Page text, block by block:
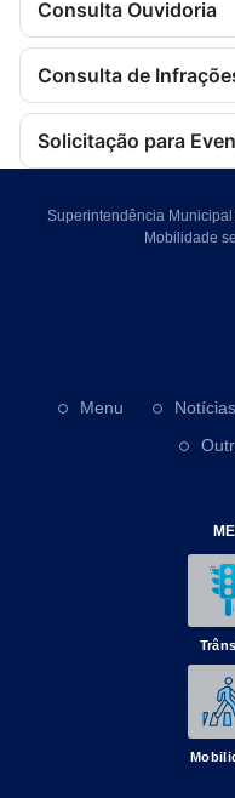
Consulta Ouvidoria
Consulta de
Solicitação para
Superintendência
Mobilidade
Menu Notícias